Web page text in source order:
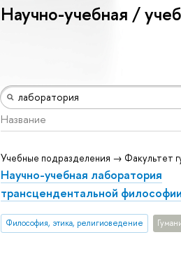
Научно-учебная /
Название
Учебные подразделения → Факультет
Научно-учебная лаборатория
трансцендентальной философии
Философия, этика, религиоведение